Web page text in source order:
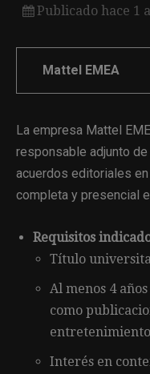
Publicado hace 1
Mattel EMEA
La empresa Mattel
responsable adjunto
acuerdos editoriales en
completa y presencial
Requisitos
Título
Al menos 4
como
Interés en